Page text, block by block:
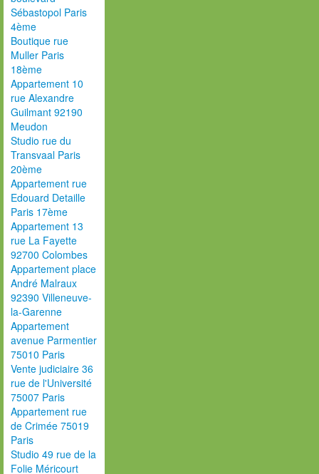
Sébastopol Paris
4ème
Boutique rue
Muller Paris
18ème
Appartement 10
rue Alexandre
Guilmant 92190
Meudon
Studio rue du
Transvaal Paris
20ème
Appartement rue
Edouard Detaille
Paris 17ème
Appartement 13
rue La Fayette
92700 Colombes
Appartement place
André Malraux
92390 Villeneuve-
la-Garenne
Appartement
avenue Parmentier
75010 Paris
Vente judiciaire 36
rue de l'Université
75007 Paris
Appartement rue
de Crimée 75019
Paris
Studio 49 rue de la
Folie Méricourt